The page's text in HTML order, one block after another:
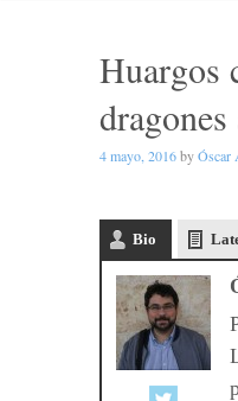
Huargos
dragones
4 mayo, 2016byÓscar
Bio